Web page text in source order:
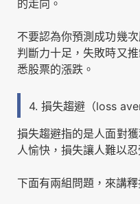
的走向。
不要認為你預測成功幾
判斷力十足，失敗時又
悉股票的漲跌。
4. 損失趨避（loss
損失趨避指的是人面對
人愉快，損失讓人難以忍
下面有兩組問題，來講